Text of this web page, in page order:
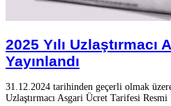
2025 Yılı
Yayınlandı
31.12.2024 tarihinden geçerli olmak
Uzlaştırmacı Asgari Ücret Tarifesi